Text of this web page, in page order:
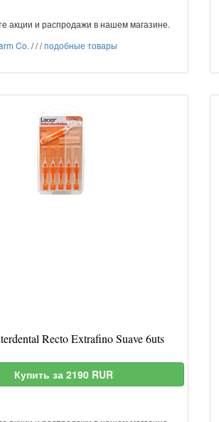
акции и распродажи в нашем магазине.
Co. ///подобные товары
Recto Extrafino Suave 6uts
Купить за 2190 RUR